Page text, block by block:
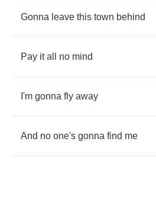
Gonna leave this town behind
Pay it all no mind
I'm gonna fly away
And no one's gonna find me